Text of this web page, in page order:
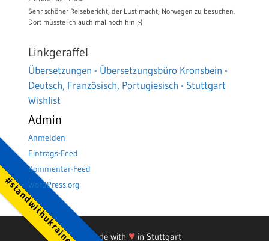
#standwithukraine
Sehr schöner Reisebericht, der Lust macht, Norwegen zu besuchen.
Dort müsste ich auch mal noch hin ;-)
Linkgeraffel
Übersetzungen - Übersetzungsbüro Kronsbein -
Deutsch, Französisch, Portugiesisch - Stuttgart
Wishlist
Admin
Anmelden
Eintrags-Feed
Kommentar-Feed
WordPress.org
Made with ♥ in Stuttgart